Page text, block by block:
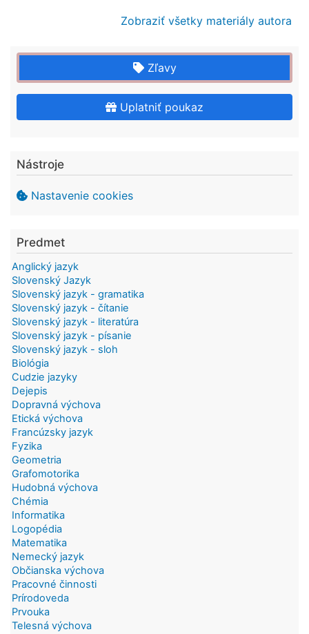
Zobraziť všetky materiály autora
Zľavy
Uplatniť poukaz
Nástroje
Nastavenie cookies
Predmet
Anglický jazyk
Slovenský Jazyk
Slovenský jazyk - gramatika
Slovenský jazyk - čítanie
Slovenský jazyk - literatúra
Slovenský jazyk - písanie
Slovenský jazyk - sloh
Biológia
Cudzie jazyky
Dejepis
Dopravná výchova
Etická výchova
Francúzsky jazyk
Fyzika
Geometria
Grafomotorika
Hudobná výchova
Chémia
Informatika
Logopédia
Matematika
Nemecký jazyk
Občianska výchova
Pracovné činnosti
Prírodoveda
Prvouka
Telesná výchova